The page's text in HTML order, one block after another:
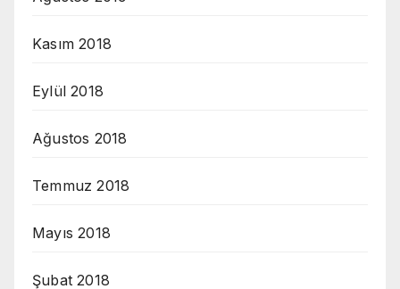
Kasım 2018
Eylül 2018
Ağustos 2018
Temmuz 2018
Mayıs 2018
Şubat 2018